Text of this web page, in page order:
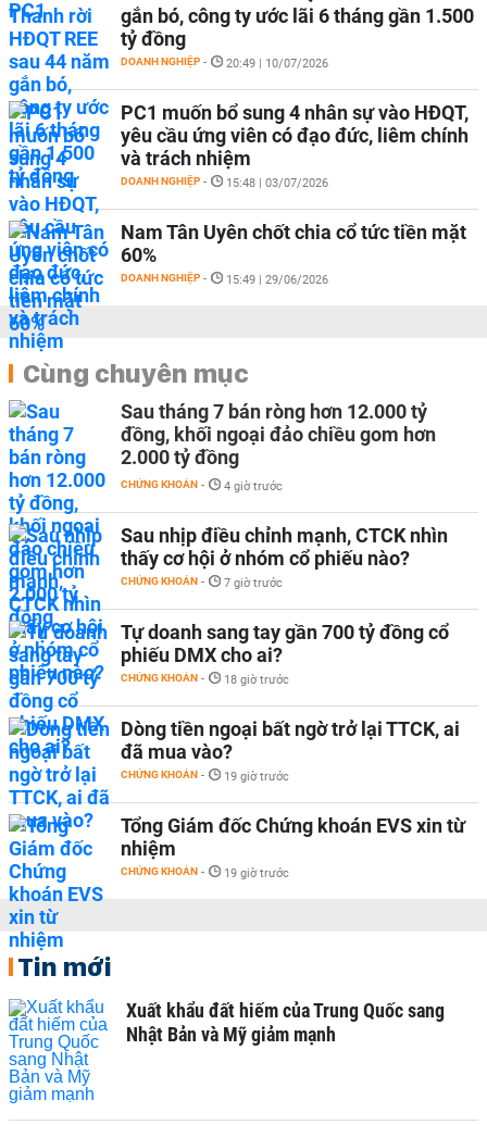
gắn bó, công ty ước lãi 6 tháng gần 1.500
tỷ đồng
DOANH NGHIỆP - 20:49 | 10/07/2026
PC1 muốn bổ sung 4 nhân sự vào HĐQT,
yêu cầu ứng viên có đạo đức, liêm chính
và trách nhiệm
DOANH NGHIỆP - 15:48 | 03/07/2026
Nam Tân Uyên chốt chia cổ tức tiền mặt
60%
DOANH NGHIỆP - 15:49 | 29/06/2026
Cùng chuyên mục
Sau tháng 7 bán ròng hơn 12.000 tỷ
đồng, khối ngoại đảo chiều gom hơn
2.000 tỷ đồng
CHỨNG KHOÁN - 4 giờ trước
Sau nhịp điều chỉnh mạnh, CTCK nhìn
thấy cơ hội ở nhóm cổ phiếu nào?
CHỨNG KHOÁN - 7 giờ trước
Tự doanh sang tay gần 700 tỷ đồng cổ
phiếu DMX cho ai?
CHỨNG KHOÁN - 18 giờ trước
Dòng tiền ngoại bất ngờ trở lại TTCK, ai
đã mua vào?
CHỨNG KHOÁN - 19 giờ trước
Tổng Giám đốc Chứng khoán EVS xin từ
nhiệm
CHỨNG KHOÁN - 19 giờ trước
Tin mới
Xuất khẩu đất hiếm của Trung Quốc sang
Nhật Bản và Mỹ giảm mạnh